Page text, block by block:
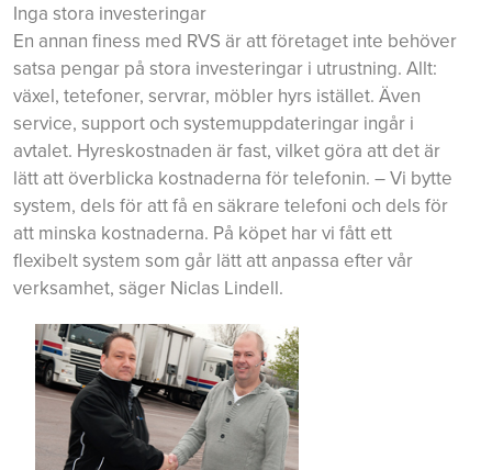
Inga stora investeringar
En annan finess med RVS är att företaget inte behöver
satsa pengar på stora investeringar i utrustning. Allt:
växel, tetefoner, servrar, möbler hyrs istället. Även
service, support och systemuppdateringar ingår i
avtalet. Hyreskostnaden är fast, vilket göra att det är
lätt att överblicka kostnaderna för telefonin. – Vi bytte
system, dels för att få en säkrare telefoni och dels för
att minska kostnaderna. På köpet har vi fått ett
flexibelt system som går lätt att anpassa efter vår
verksamhet, säger Niclas Lindell.